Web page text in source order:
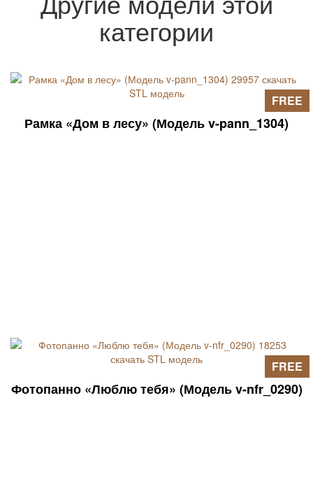
категории
Рамка «Дом в лесу» (Модель v-pann_1304)
FREE
Фотопанно «Люблю тебя» (Модель v-nfr_0290)
FREE